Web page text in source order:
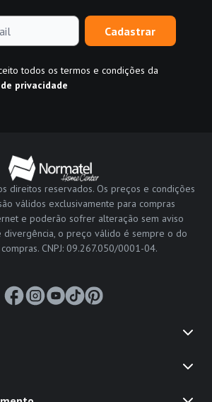
Cadastrar
todos os termos e condições da
privacidade
direitos reservados. Os preços e condições
válidos exclusivamente para compras
e poderão sofrer alteração sem aviso
divergência, o preço válido é sempre o do
CNPJ: 09.267.050/0001-04.